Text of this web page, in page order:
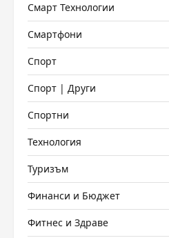
Смарт Технологии
Смартфони
Спорт
Спорт | Други
Спортни
Технология
Туризъм
Финанси и Бюджет
Фитнес и Здраве